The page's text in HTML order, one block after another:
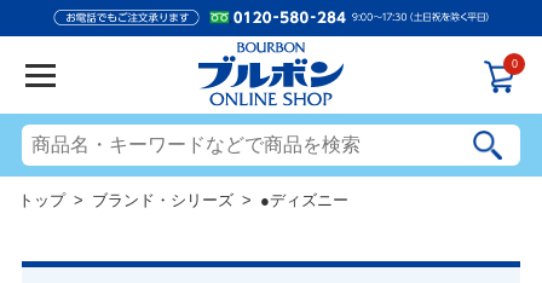
0
トップ> ブランド・シリーズ > ●ディズニー